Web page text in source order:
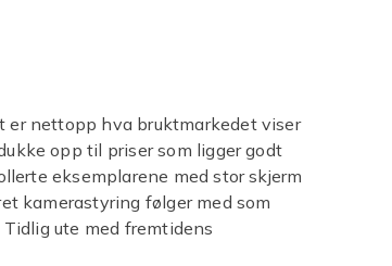
er nettopp hva bruktmarkedet viser
opp til priser som ligger godt
eksemplarene med stor skjerm
kamerastyring følger med som
ute med fremtidens